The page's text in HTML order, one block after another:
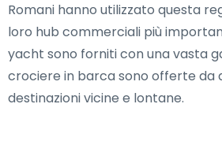
Romani hanno utilizzato questa
loro hub commerciali più
yacht sono forniti con una vasta
crociere in barca sono offerte da
destinazioni vicine e lontane.